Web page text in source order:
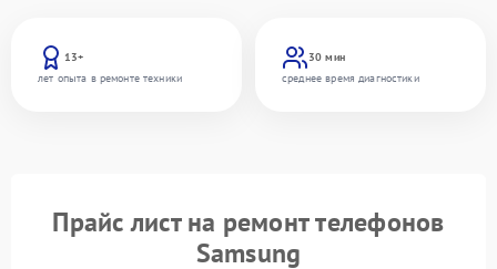
13+
лет опыта в ремонте техники
30 мин
среднее время диагностики
Прайс лист на ремонт телефонов
Samsung